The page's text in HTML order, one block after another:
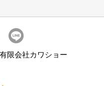
限会社カワショー